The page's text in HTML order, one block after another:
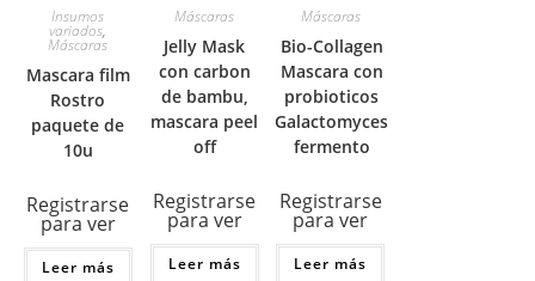
Insumos
variados,
Máscaras
Mascara film
Rostro
paquete de
10u
Registrarse
para ver
Leer más
Máscaras
Jelly Mask
con carbon
de bambu,
mascara peel
off
Registrarse
para ver
Leer más
Máscaras
Bio-Collagen
Mascara con
probioticos
Galactomyces
fermento
Registrarse
para ver
Leer más